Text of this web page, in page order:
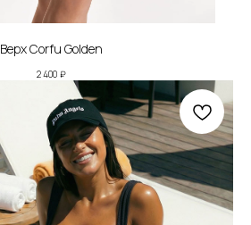
Верх Corfu Golden
2 400 ₽